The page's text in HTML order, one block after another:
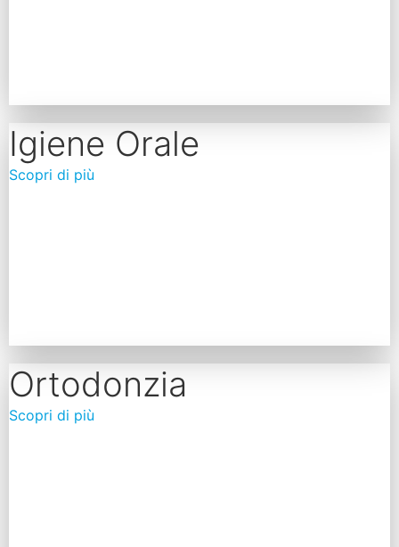
Igiene Orale
Scopri di più
Ortodonzia
Scopri di più